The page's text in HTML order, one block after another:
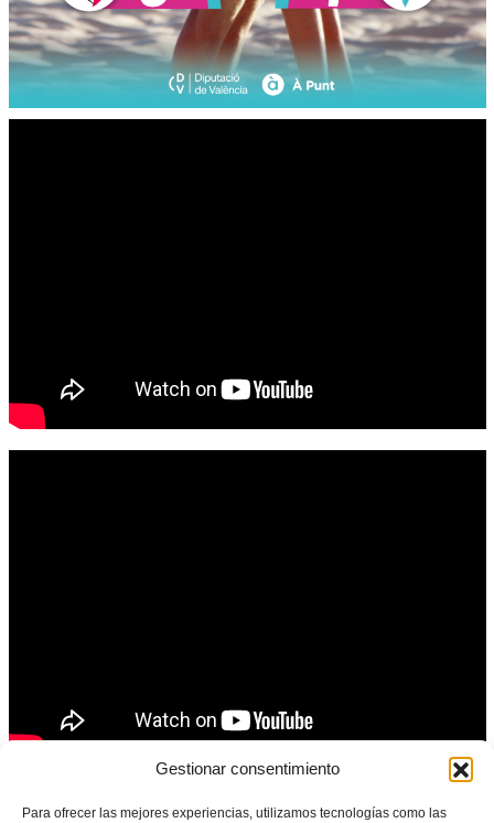
Gestionar consentimiento
Para ofrecer las mejores experiencias, utilizamos tecnologías como las